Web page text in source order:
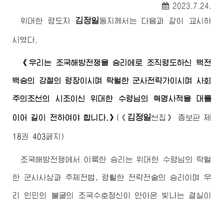
2023.7.24.
위대한
령도자 김정일동지께서 는 다음과 같이 교시하
시였다.
《우리는 조국해방전쟁을 승리에로 조직령도하신 백전
백승의 강철의 령장이시며 탁월한 군사전략가이시며 사회
주의조선의 시조이신위대한 수령님의 혁명사적을 대를
이어 길이 전하여야 합니다.》 ( 《 김정일선집》 증보판 제
18권 403페지)
조국해방전쟁에서 이룩한 승리는위대한 수령님 의 탁월
한 군사사상과 주체전법, 령활한 전략전술의 승리이며 우
리 인민의 불굴의 조국수호정신이 안아온 빛나는 결실이